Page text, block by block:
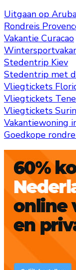
Uitgaan op
Rondreis
Vakantie Curacao
Stedentrip Kiev
Stedentrip met
Vliegtickets
Vliegtickets
Vliegtickets
Vakantiewoning
Goedkope